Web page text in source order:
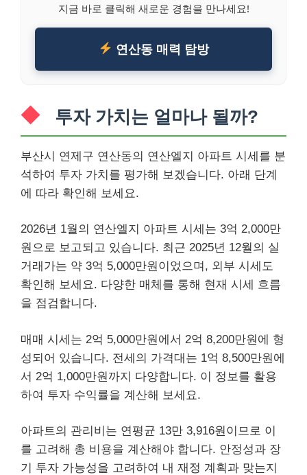
지금 바로 클릭해 새로운 경험을 만나세요!
연산동 매력 탐방
투자 가치는 얼마나 될까?
부산시 연제구 연산동의 연산엘지 아파트 시세를 분
석하여 투자 가치를 평가해 보겠습니다. 아래 단계
에 따라 확인해 보세요.
2026년 1월의 연산엘지 아파트 시세는 3억 2,000만
원으로 보고되고 있습니다. 최근 2025년 12월의 실
거래가는 약 3억 5,000만원이었으며, 외부 시세도
확인해 보세요. 다양한 매체를 통해 현재 시세 흐름
을 점검합니다.
매매 시세는 2억 5,000만원에서 2억 8,200만원에 형
성되어 있습니다. 전세의 가격대는 1억 8,500만원에
서 2억 1,000만원까지 다양합니다. 이 정보를 활용
하여 투자 수익률을 계산해 보세요.
아파트의 관리비는 연평균 13만 3,916원이므로 이
를 고려해 총 비용을 계산해야 합니다. 안정성과 장
기 투자 가능성을 고려하여 내 재정 계획과 맞는지